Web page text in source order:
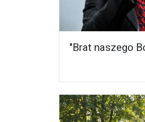
"Brat naszego